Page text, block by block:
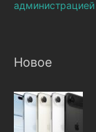
администрацией
Новое